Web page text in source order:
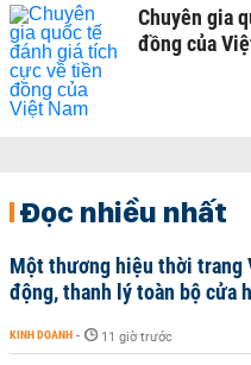
Chuyên gia
đồng của
Đọc nhiều nhất
Một thương hiệu thời trang
động, thanh lý toàn bộ cửa
KINH DOANH - 11 giờ trước